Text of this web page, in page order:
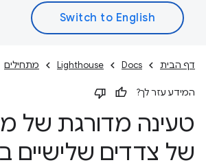
דף הבית Docs
Lighthouse מתחילים
המידע עזר לך?
טעינה מדורגת של
של צדדים שלישיים